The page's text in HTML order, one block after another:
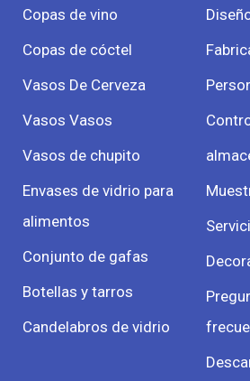
Copas de vino
Copas de cóctel
Vasos De Cerveza
Vasos Vasos
Vasos de chupito
Envases de vidrio para
alimentos
Conjunto de gafas
Botellas y tarros
Candelabros de vidrio